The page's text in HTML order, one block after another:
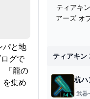
パと地
グで
「龍の
を集め
ティアキ
アーズ オ
ティアキ
杭ハ
武器